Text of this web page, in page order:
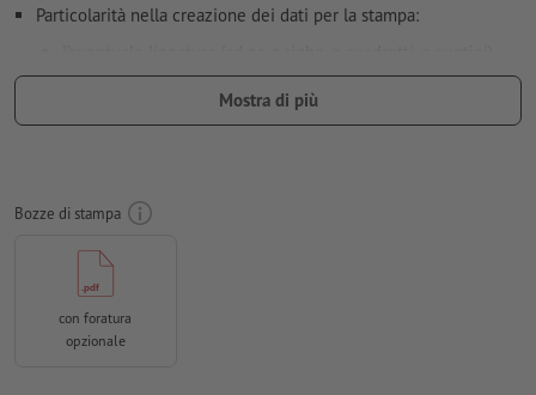
Particolarità nella creazione dei dati per la stampa:
deve essere creata nei dati per la stampa
Risoluzione:300 dpi
informazioni importanti ad almeno 4 mm di distanza dal
formato finale
Modalità colori:
per carte non patinate
Non correggiamo
Mostra di più
Bozze di stampa
con foratura
opzionale